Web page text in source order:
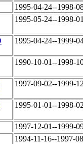
1995-04-24--1998-
1995-05-24--1998-
1995-04-24--1999-
1990-10-01--1998-
1997-09-02--1999-
1995-01-01--1998-
1997-12-01--1999-
1994-11-16--1997-